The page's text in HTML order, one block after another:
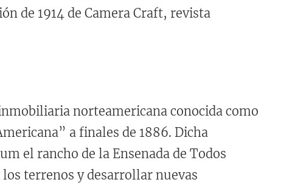
de 1914 de Camera Craft, revista
norteamericana conocida como
a finales de 1886. Dicha
el rancho de la Ensenada de Todos
los terrenos y desarrollar nuevas